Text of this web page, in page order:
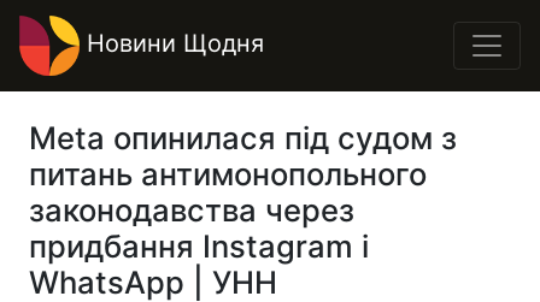
Новини Щодня
Meta опинилася під судом з
питань антимонопольного
законодавства через
придбання Instagram і
WhatsApp | УНН